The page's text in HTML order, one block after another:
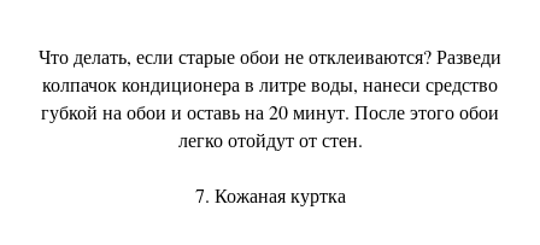
Что делать, если старые обои не отклеиваются? Разведи
колпачок кондиционера в литре воды, нанеси средство
губкой на обои и оставь на 20 минут. После этого обои
легко отойдут от стен.
7. Кожаная куртка